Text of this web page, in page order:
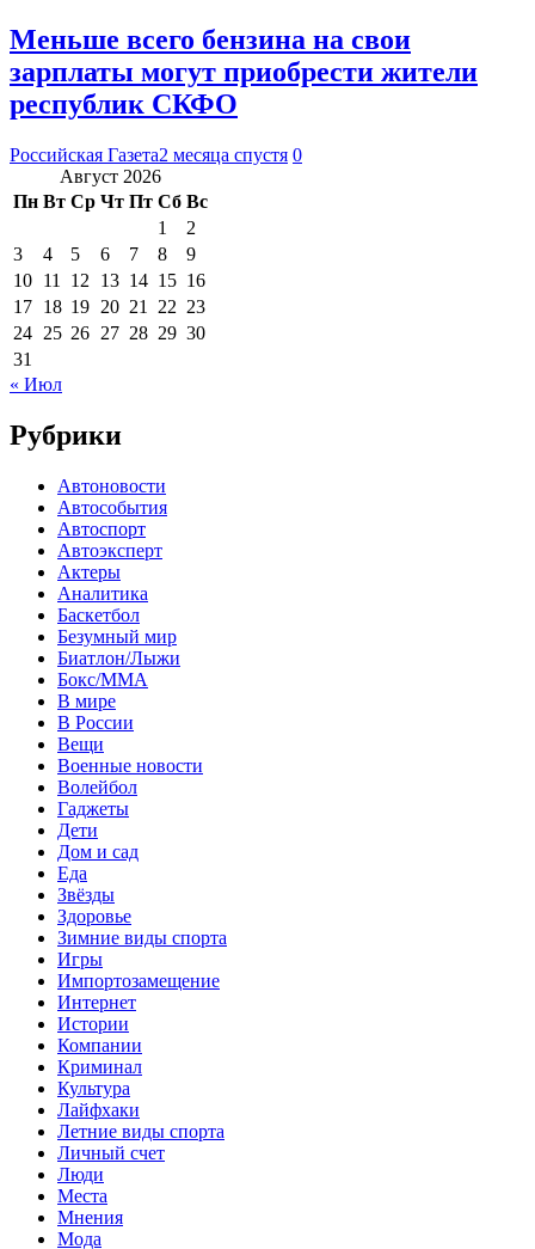
Меньше всего бензина на свои
зарплаты могут приобрести жители
республик СКФО
Российская Газета2 месяца спустя 0
Август 2026
Пн Вт Ср Чт Пт Сб Вс
1
2
3
4 5 6 7 8
9
10 11 12 13 14 15 16
17 18 19 20 21 22 23
24 25 26 27 28 29 30
31
« Июл
Рубрики
Автоновости
Автособытия
Автоспорт
Автоэксперт
Актеры
Аналитика
Баскетбол
Безумный мир
Биатлон/Лыжи
Бокс/MMA
В мире
В России
Вещи
Военные новости
Волейбол
Гаджеты
Дети
Дом и сад
Еда
Звёзды
Здоровье
Зимние виды спорта
Игры
Импортозамещение
Интернет
Истории
Компании
Криминал
Культура
Лайфхаки
Летние виды спорта
Личный счет
Люди
Места
Мнения
Мода